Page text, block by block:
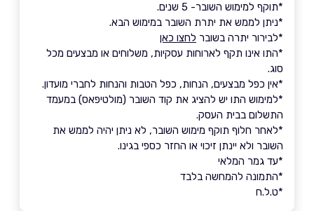
*תוקף למימוש השובר- 5 שנים.
*ניתן לממש את יתרת השובר במימוש הבא.
*לבירור יתרה בשובר לחצו כאן
*התו אינו תקף לארוחות עסקיות, משלוחים או מבצעים מכל
סוג.
*אין כפל מבצעים, הנחות, כפל הטבות והנחות לחברי מועדון.
*למימוש התו יש להציג את קוד השובר (מולטיפאס) במעמד
התשלום בבית העסק.
*לאחר חלוף תוקף מימוש השובר, לא ניתן יהיה לממש את
השובר ולא יינתן זיכוי או החזר כספי בגינו.
*עד גמר המלאי
*התמונה להמחשה בלבד
*ט.ל.ח